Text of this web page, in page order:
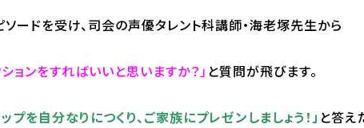
ソードを受け、司会の声優タレント科講師・海老塚先生から
ョンをすればいいと思いますか？」 と質問が飛びます。
プを自分なりにつくり、ご家族にプレゼンしましょう！」 と答え